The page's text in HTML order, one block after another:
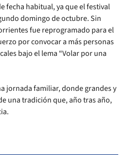
fecha habitual, ya que el festival
domingo de octubre. Sin
fue reprogramado para el
por convocar a más personas
bajo el lema “Volar por una
jornada familiar, donde grandes y
una tradición que, año tras año,